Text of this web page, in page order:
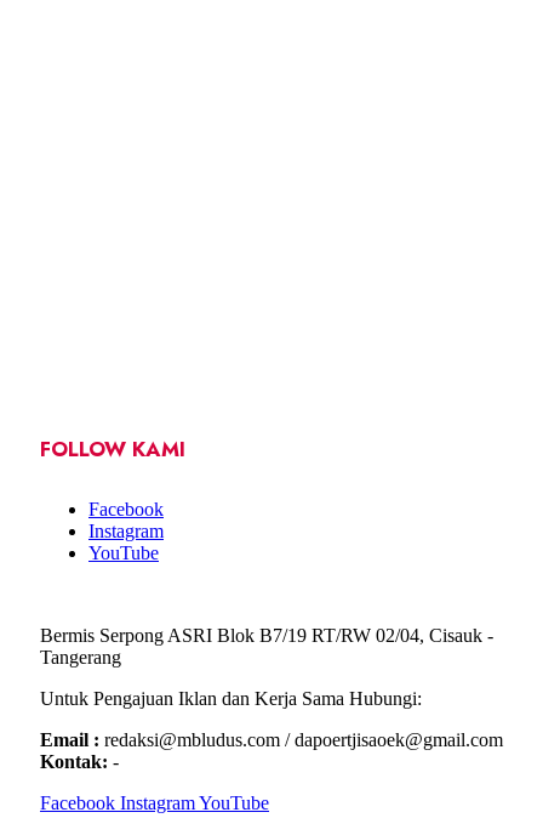
FOLLOW KAMI
Facebook
Instagram
YouTube
Bermis Serpong ASRI Blok B7/19 RT/RW 02/04, Cisauk -
Tangerang
Untuk Pengajuan Iklan dan Kerja Sama Hubungi:
Email : redaksi@mbludus.com / dapoertjisaoek@gmail.com
Kontak: -
Facebook InstagramYouTube